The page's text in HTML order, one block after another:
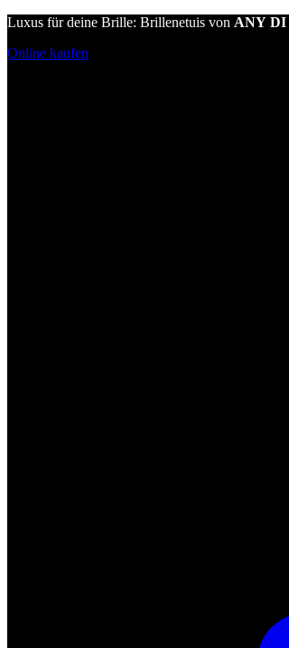
Luxus für deine Brille: Brillenetuis von ANY DI
Online kaufen